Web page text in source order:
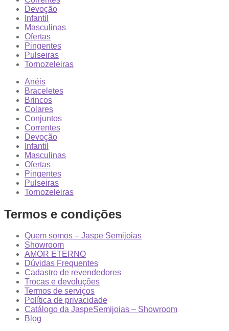
Devoção
Infantil
Masculinas
Ofertas
Pingentes
Pulseiras
Tornozeleiras
Anéis
Braceletes
Brincos
Colares
Conjuntos
Correntes
Devoção
Infantil
Masculinas
Ofertas
Pingentes
Pulseiras
Tornozeleiras
Termos e condições
Quem somos – Jaspe Semijoias
Showroom
AMOR ETERNO
Dúvidas Frequentes
Cadastro de revendedores
Trocas e devoluções
Termos de serviços
Política de privacidade
Catálogo da JaspeSemijoias – Showroom
Blog